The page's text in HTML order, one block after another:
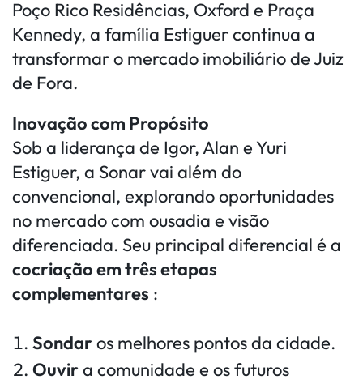
Poço Rico Residências, Oxford e Praça
Kennedy, a família Estiguer continua a
transformar o mercado imobiliário de Juiz
de Fora.
Inovação com Propósito
Sob a liderança de Igor, Alan e Yuri
Estiguer, a Sonar vai além do
convencional, explorando oportunidades
no mercado com ousadia e visão
diferenciada. Seu principal diferencial é a
cocriação em três etapas
complementares :
Sondaros melhores pontos da cidade.
Ouvira comunidade e os futuros